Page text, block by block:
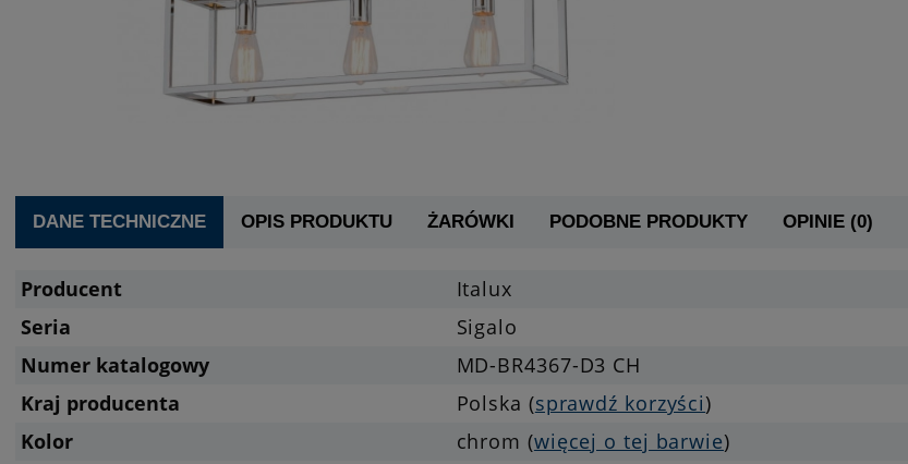
DANE TECHNICZNE OPIS PRODUKTU ŻARÓWKI PODOBNE PRODUKTY OPINIE (0)
Producent
Italux
Seria
Sigalo
Numer katalogowy
MD-BR4367-D3 CH
Kraj producenta
Polska (sprawdź korzyści)
Kolor
chrom (więcej o tej barwie)